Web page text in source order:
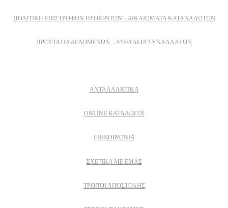
ΠΟΛΙΤΙΚΉ ΕΠΙΣΤΡΟΦΏΝ ΠΡΟΪΌΝΤΩΝ – ΔΙΚΑΙΏΜΑΤΑ ΚΑΤΑΝΑΛΩΤΏΝ
ΠΡΟΣΤΑΣΊΑ ΔΕΔΟΜΈΝΩΝ – ΑΣΦΆΛΕΙΑ ΣΥΝΑΛΛΑΓΏΝ
ΑΝΤΑΛΛΑΚΤΙΚΑ
ONLINE ΚΑΤΑΛΟΓΟΙ
ΕΠΙΚΟΙΝΩΝΙΑ
ΣΧΕΤΙΚΆ ΜΕ ΕΜΆΣ
ΤΡΌΠΟΙ ΑΠΟΣΤΟΛΉΣ